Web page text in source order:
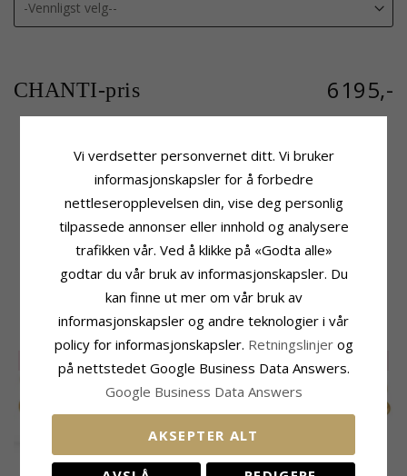
CHANTI-pris 6195,-
Produktinformasjon
RS Of Scandinavia
Armring
Edelmetall: Sølv
Overflate:Blank
Størrelse
Diameter: 60,0 mm
Leveringstid:10 Virkedager
MEST POPULÆRE PRODUKTER I
KATEGORIEN
RS of Scandinavia
RS of Scandinavia
RS of Scandinavia
Vi verdsetter personvernet ditt. Vi bruker
informasjonskapsler for å forbedre
nettleseropplevelsen din, vise deg personlig
tilpassede annonser eller innhold og analysere
trafikken vår. Ved å klikke på «Godta alle»
godtar du vår bruk av informasjonskapsler. Du
kan finne ut mer om vår bruk av
informasjonskapsler og andre teknologier i vår
policy for informasjonskapsler. Retningslinjer og
på nettstedet Google Business Data Answers.
Google Business Data Answers
AKSEPTER ALT